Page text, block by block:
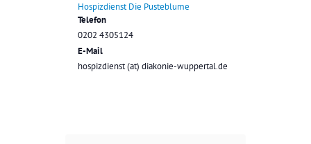
Hospizdienst Die Pusteblume
Telefon
0202 4305124
E-Mail
hospizdienst (at) diakonie-wuppertal.de